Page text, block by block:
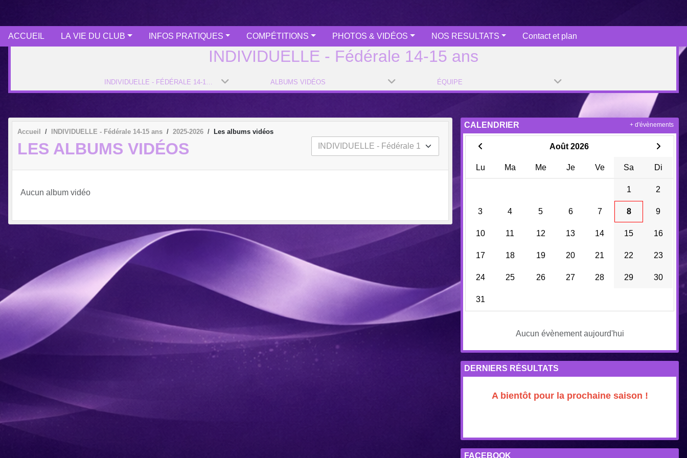
ACCUEIL LA VIE DU CLUB INFOS PRATIQUES COMPÉTITIONS PHOTOS & VIDÉOS NOS RESULTATS Contact et plan
INDIVIDUELLE - Fédérale 14-15 ans
ALBUMS VIDÉOS ÉQUIPE
Accueil INDIVIDUELLE - Fédérale 14-15 ans 2025-2026 Les albums vidéos
LES ALBUMS VIDÉOS
Aucun album vidéo
CALENDRIER
Août 2026
Lu Ma Me Je Ve Sa Di
1 2
3 4 5 6 7 8 9
10 11 12 13 14 15 16
17 18 19 20 21 22 23
24 25 26 27 28 29 30
31
Aucun évènement aujourd'hui
+ d'évènements
DERNIERS RÉSULTATS
A bientôt pour la prochaine saison !
FACEBOOK